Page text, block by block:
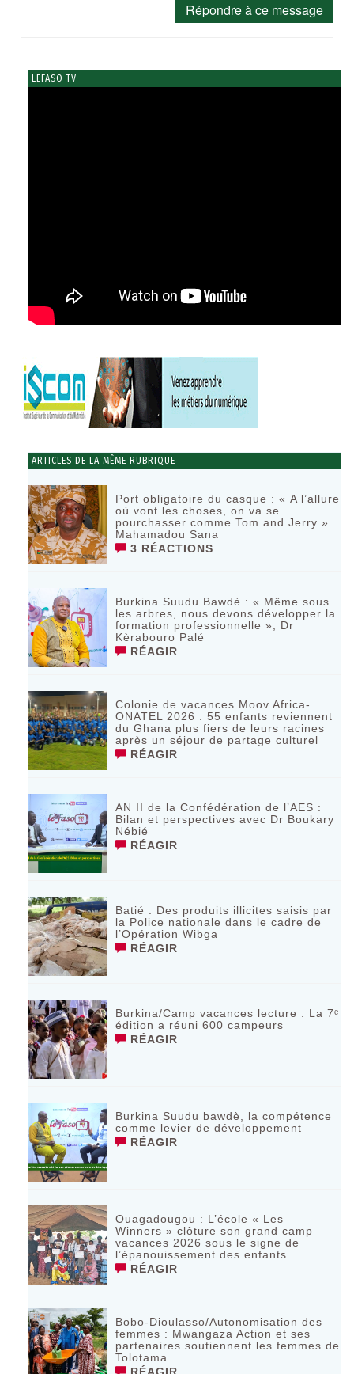
Répondre à ce message
LEFASO TV
ARTICLES DE LA MÊME RUBRIQUE
Port obligatoire du casque : « A l’allure
où vont les choses, on va se
pourchasser comme Tom and Jerry »
Mahamadou Sana
3 RÉACTIONS
Burkina Suudu Bawdè : « Même sous
les arbres, nous devons développer la
formation professionnelle », Dr
Kèrabouro Palé
RÉAGIR
Colonie de vacances Moov Africa-
ONATEL 2026 : 55 enfants reviennent
du Ghana plus fiers de leurs racines
après un séjour de partage culturel
RÉAGIR
AN II de la Confédération de l’AES :
Bilan et perspectives avec Dr Boukary
Nébié
RÉAGIR
Batié : Des produits illicites saisis par
la Police nationale dans le cadre de
l’Opération Wibga
RÉAGIR
Burkina/Camp vacances lecture : La 7ᵉ
édition a réuni 600 campeurs
RÉAGIR
Burkina Suudu bawdè, la compétence
comme levier de développement
RÉAGIR
Ouagadougou : L’école « Les
Winners » clôture son grand camp
vacances 2026 sous le signe de
l’épanouissement des enfants
RÉAGIR
Bobo-Dioulasso/Autonomisation des
femmes : Mwangaza Action et ses
partenaires soutiennent les femmes de
Tolotama